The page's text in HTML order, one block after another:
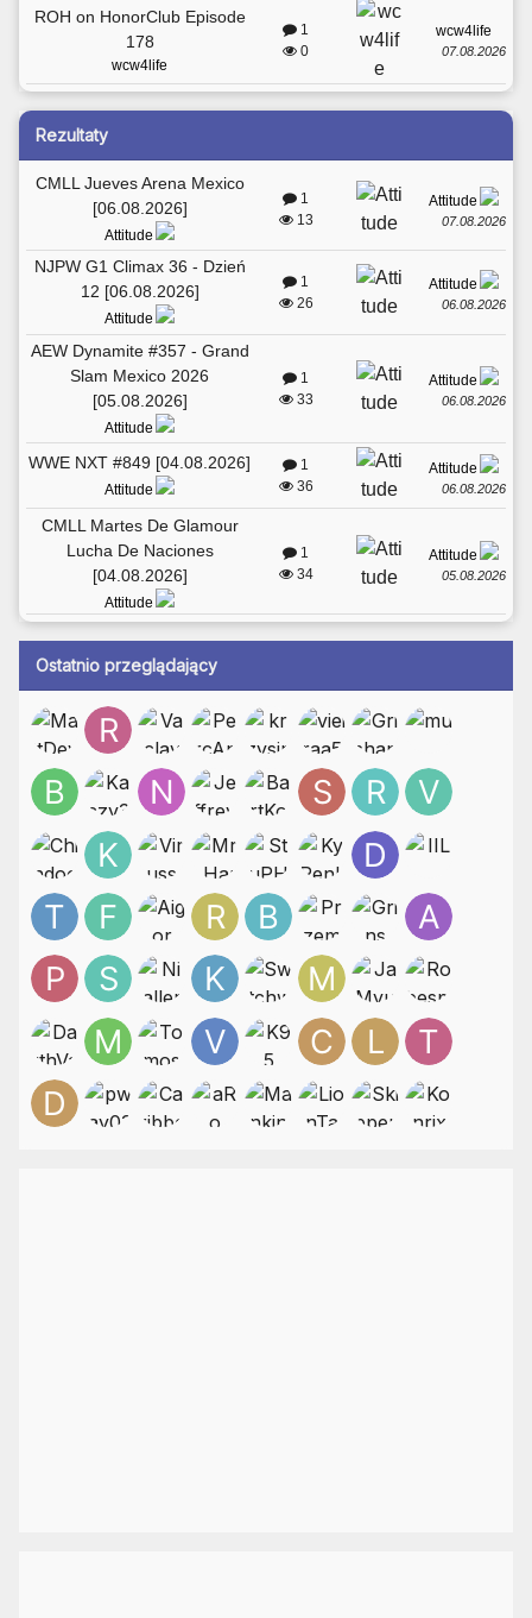
ROH on HonorClub Episode
178
wcw4life
1
0
wcw4life
07.08.2026
Rezultaty
CMLL Jueves Arena Mexico
[06.08.2026]
Attitude
1
13
Attitude
07.08.2026
NJPW G1 Climax 36 - Dzień
12 [06.08.2026]
Attitude
1
26
Attitude
06.08.2026
AEW Dynamite #357 - Grand
Slam Mexico 2026
[05.08.2026]
Attitude
1
33
Attitude
06.08.2026
WWE NXT #849 [04.08.2026]
Attitude
1
36
Attitude
06.08.2026
CMLL Martes De Glamour
Lucha De Naciones
[04.08.2026]
Attitude
1
34
Attitude
05.08.2026
Ostatnio przeglądający